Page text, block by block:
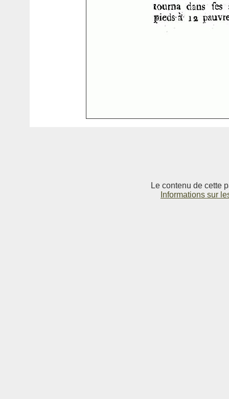
Le contenu de cette
Informations sur